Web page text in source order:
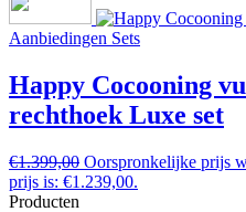
Aanbiedingen Sets
Happy Cocooning
rechthoek Luxe set
€1.399,00 Oorspronkelijke prijs
prijs is: €1.239,00.
Producten